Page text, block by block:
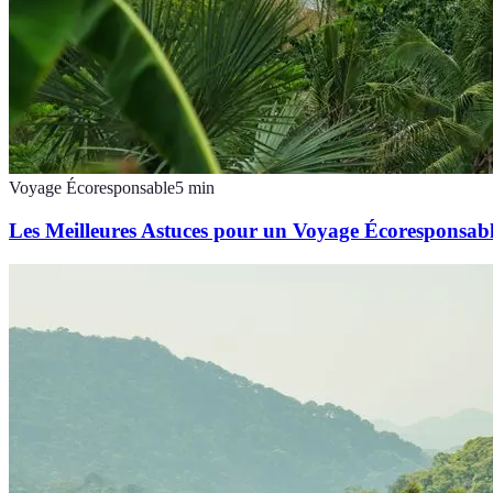
Voyage Écoresponsable5 min
Les Meilleures Astuces pour un Voyage